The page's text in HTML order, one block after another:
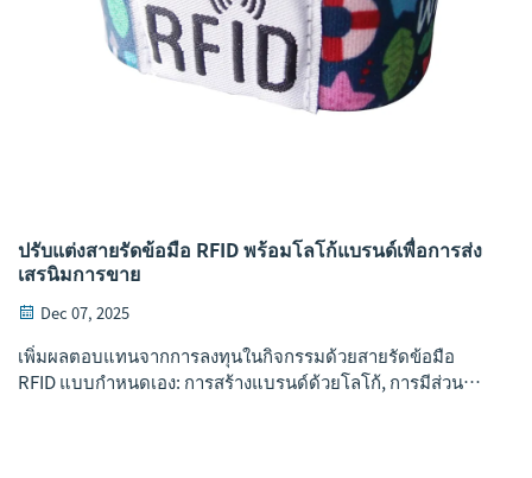
ปรับแต่งสายรัดข้อมือ RFID พร้อมโลโก้แบรนด์เพื่อการส่ง
เสรนิมการขาย
Dec 07, 2025
เพิ่มผลตอบแทนจากการลงทุนในกิจกรรมด้วยสายรัดข้อมือ
RFID แบบกำหนดเอง: การสร้างแบรนด์ด้วยโลโก้, การมีส่วน